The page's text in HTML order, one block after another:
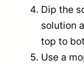
Dip the
solution
top to
Use a